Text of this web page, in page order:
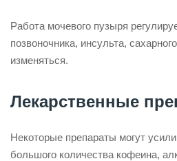
Работа мочевого пузыря
позвоночника, инсульта,
изменяться.
Лекарственные
Некоторые препараты могут
большого количества кофеина,